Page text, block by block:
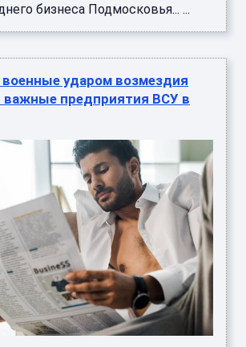
бизнеса Подмосковья... ...
ударом возмездия
важные предприятия ВСУ в